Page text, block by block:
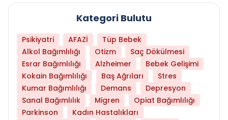
Kategori Bulutu
Psikiyatri AFAZİ
Tüp Bebek
Alkol Bağımlılığı
Otizm
Saç Dökülmesi
Esrar Bağımlılığı
Alzheimer
Bebek Gelişimi
Kokain Bağımlılığı
Baş Ağrıları
Stres
Kumar Bağımlılığı
Demans
Depresyon
Sanal Bağımlılık
Migren
Opiat Bağımlılığı
Parkinson
Kadın Hastalıkları